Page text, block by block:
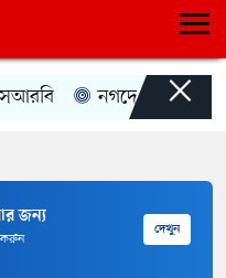
নগদে ৭ পদে×
জন্য
দেখুন